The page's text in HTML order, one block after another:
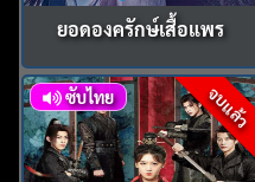
ยอดองครักษ์เสื้อแพร
จบแล้ว
ซับไทย